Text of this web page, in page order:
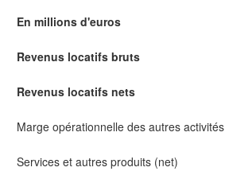
En millions d'euros
Revenus locatifs bruts
Revenus locatifs nets
Marge opérationnelle des autres activités
Services et autres produits (net)